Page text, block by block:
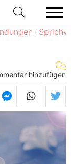
hinzufügen